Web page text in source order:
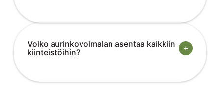
Voiko aurinkovoimalan asentaa kaikkiin
kiinteistöihin?
+